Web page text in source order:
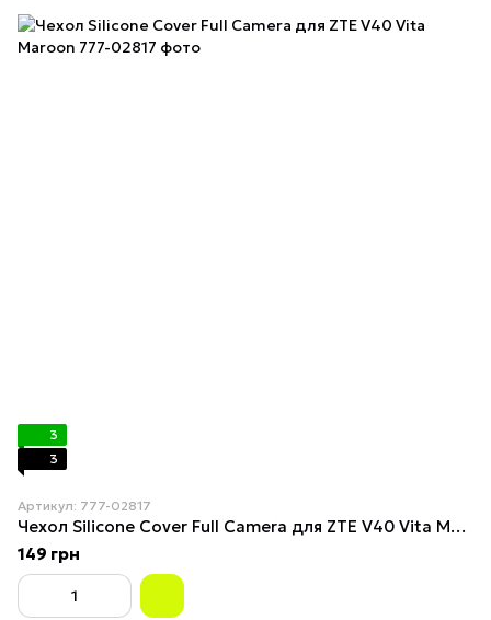
3
3
Артикул: 777-02817
Чехол Silicone Cover Full Camera для ZTE V40 Vita Maroon
149 грн